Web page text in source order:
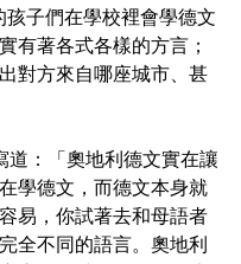
孩子們在學校裡會學德文
有著各式各樣的方言；
對方來自哪座城市、甚
道：「奧地利德文實在讓
學德文，而德文本身就
易，你試著去和母語者
全不同的語言。奧地利